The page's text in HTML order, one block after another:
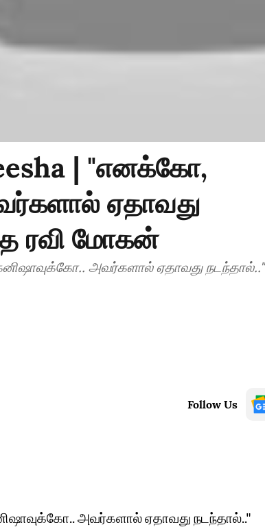
| "எனக்கோ,
ஏதாவது
ரவி மோகன்
அவர்களால் ஏதாவது நடந்தால்.."
Follow Us
அவர்களால் ஏதாவது நடந்தால்.."